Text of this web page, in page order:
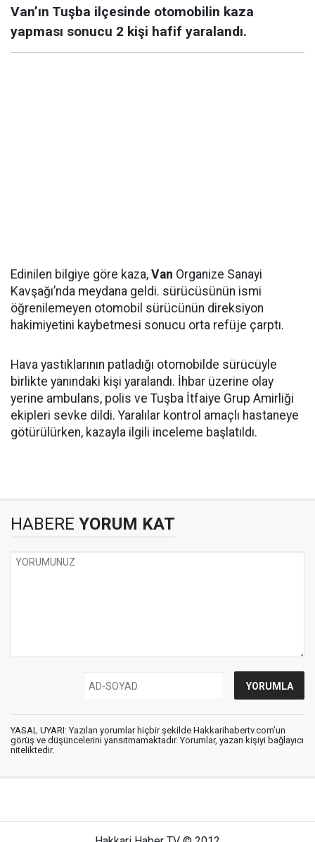
Van’ın Tuşba ilçesinde otomobilin kaza
yapması sonucu 2 kişi hafif yaralandı.
Edinilen bilgiye göre kaza, Van Organize Sanayi
Kavşağı’nda meydana geldi. sürücüsünün ismi
öğrenilemeyen otomobil sürücünün direksiyon
hakimiyetini kaybetmesi sonucu orta refüje çarptı.
Hava yastıklarının patladığı otomobilde sürücüyle
birlikte yanındaki kişi yaralandı. İhbar üzerine olay
yerine ambulans, polis ve Tuşba İtfaiye Grup Amirliği
ekipleri sevke dildi. Yaralılar kontrol amaçlı hastaneye
götürülürken, kazayla ilgili inceleme başlatıldı.
HABERE YORUM KAT
YASAL UYARI: Yazılan yorumlar hiçbir şekilde Hakkarihabertv.com’un
görüş ve düşüncelerini yansıtmamaktadır. Yorumlar, yazan kişiyi bağlayıcı
niteliktedir.